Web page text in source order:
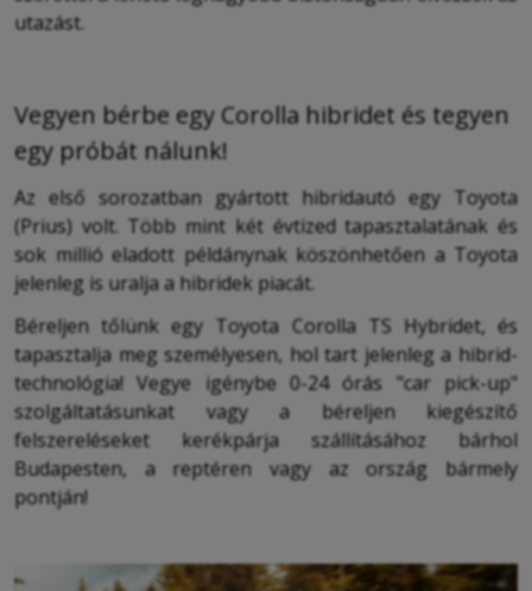
utazást.
Vegyen bérbe egy Corolla hibridet és tegyen
egy próbát nálunk!
Az első sorozatban gyártott hibridautó egy Toyota
(Prius) volt. Több mint két évtized tapasztalatának és
sok millió eladott példánynak köszönhetően a Toyota
jelenleg is uralja a hibridek piacát.
Béreljen tőlünk egy Toyota Corolla TS Hybridet, és
tapasztalja meg személyesen, hol tart jelenleg a hibrid-
technológia! Vegye igénybe 0-24 órás "car pick-up"
szolgáltatásunkat vagy a béreljen kiegészítő
felszereléseket kerékpárja szállításához bárhol
Budapesten, a reptéren vagy az ország bármely
pontján!